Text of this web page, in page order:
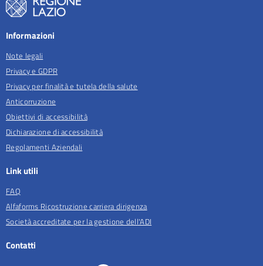
Informazioni
Note legali
Privacy e GDPR
Privacy per finalità e tutela della salute
Anticorruzione
Obiettivi di accessibilità
Dichiarazione di accessibilità
Regolamenti Aziendali
Link utili
FAQ
Alfaforms Ricostruzione carriera dirigenza
Società accreditate per la gestione dell'ADI
Contatti